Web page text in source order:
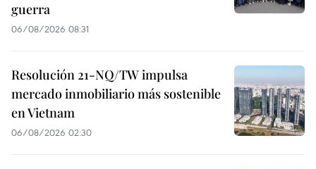
guerra
06/08/2026 08:31
Resolución 21-NQ/TW impulsa
mercado inmobiliario más sostenible
en Vietnam
06/08/2026 02:30